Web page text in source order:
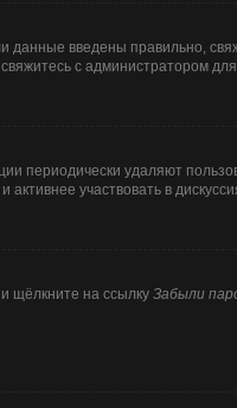
данные введены правильно,
с администратором
периодически удаляют
участвовать в
щёлкните на ссылку Забыли